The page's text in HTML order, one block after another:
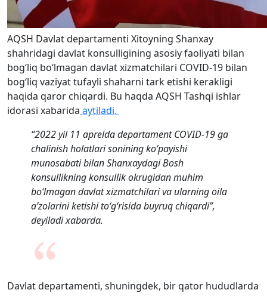
AQSH Davlat departamenti Xitoyning Shanxay
shahridagi davlat konsulligining asosiy faoliyati bilan
bog‘liq bo‘lmagan davlat xizmatchilari COVID-19 bilan
bog‘liq vaziyat tufayli shaharni tark etishi kerakligi
haqida qaror chiqardi. Bu haqda AQSH Tashqi ishlar
idorasi xabarida aytiladi.
“2022 yil 11 aprelda departament COVID-19 ga
chalinish holatlari sonining ko‘payishi
munosabati bilan Shanxaydagi Bosh
konsullikning konsullik okrugidan muhim
bo‘lmagan davlat xizmatchilari va ularning oila
a’zolarini ketishi to‘g‘risida buyruq chiqardi”,
deyiladi xabarda.
Davlat departamenti, shuningdek, bir qator hududlarda